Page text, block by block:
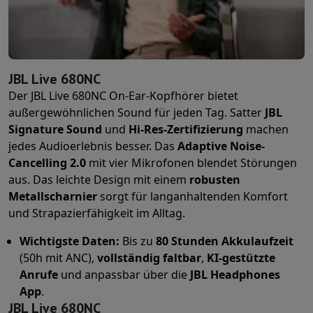
iPhone Hülle Samsung HülleUniverselle Schutzhülle
Ladegerät Ladegeräte für das Auto
Telefonie-Zubehör
SpeicherkarteKabel Autohalterung
ZahlungsterminalsSumUp
GSM Alle GSMEmporia GSM
FestnetztelefoneAlle FestnetztelefoneGigaset-Telefone
NavigationssystemNavigation Auto Radarwarner Coyote
VerschiedenesWalkie-TalkiesMobile Fotodrucker
Computer & Büro
Laptop & NotebookLaptopUltra-portabler Computer2-in-1-
Desktop-ComputerDesktop-Computer All-in-One-Computer
PC GamingGaming-Bereich Laptop GamingPC GamerPC RTX 50
Tablette & E-ReaderTabletteE-Reader
NetzwerkFRITZ!IP-Kameras
PeripheriegerätPC-BildschirmTastaturMausPC-Headsets
Arbeitsspeicher & SpeicherFestplatteSolid State Drive (SSD)
Software
JBL Live 680NC
Der JBL Live 680NC On-Ear-Kopfhörer bietet
außergewöhnlichen Sound für jeden Tag. Satter JBL
Signature Sound und Hi-Res-Zertifizierung machen
jedes Audioerlebnis besser. Das Adaptive Noise-
Cancelling 2.0 mit vier Mikrofonen blendet Störungen
aus. Das leichte Design mit einem robusten
Metallscharnier sorgt für langanhaltenden Komfort
und Strapazierfähigkeit im Alltag.
Wichtigste Daten: Bis zu 80 Stunden Akkulaufzeit
(50h mit ANC), vollständig faltbar, KI-gestützte
Anrufe und anpassbar über die JBL Headphones
App.
JBL Live 680NC